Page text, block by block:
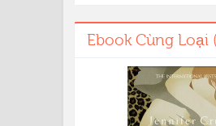
Ebook Cùng Loại